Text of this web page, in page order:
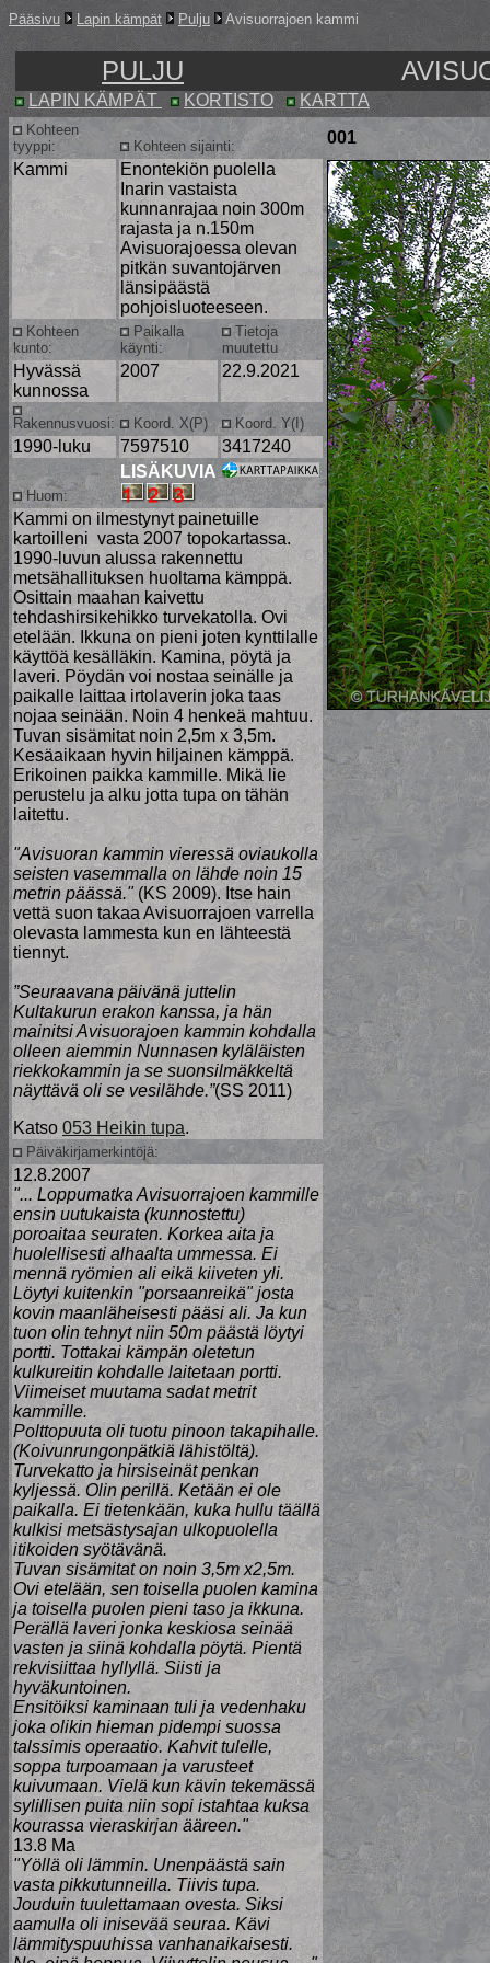
Pääsivu Lapin kämpät Pulju Avisuorrajoen kammi
PULJU
LAPIN KÄMPÄT KORTISTO KARTTA
Kohteen
tyyppi:
Kohteen sijainti:
001
Kammi
Enontekiön puolella
Inarin vastaista
kunnanrajaa noin 300m
rajasta ja n.150m
Avisuorajoessa olevan
pitkän suvantojärven
länsipäästä
pohjoisluoteeseen.
Kohteen
kunto:
Paikalla
käynti:
Tietoja
muutettu
Hyvässä
kunnossa
2007 22.9.2021
Rakennusvuosi: Koord. X(P) Koord. Y(I)
1990-luku 7597510 3417240
Huom:
LISÄKUVIA
Kammi on ilmestynyt painetuille
kartoilleni vasta 2007 topokartassa.
1990-luvun alussa rakennettu
metsähallituksen huoltama kämppä.
Osittain maahan kaivettu
tehdashirsikehikko turvekatolla. Ovi
etelään. Ikkuna on pieni joten kynttilalle
käyttöä kesälläkin. Kamina, pöytä ja
laveri. Pöydän voi nostaa seinälle ja
paikalle laittaa irtolaverin joka taas
nojaa seinään. Noin 4 henkeä mahtuu.
Tuvan sisämitat noin 2,5m x 3,5m.
Kesäaikaan hyvin hiljainen kämppä.
Erikoinen paikka kammille. Mikä lie
perustelu ja alku jotta tupa on tähän
laitettu.
"Avisuoran kammin vieressä oviaukolla
seisten vasemmalla on lähde noin 15
metrin päässä."(KS 2009). Itse hain
vettä suon takaa Avisuorrajoen varrella
olevasta lammesta kun en lähteestä
tiennyt.
”Seuraavana päivänä juttelin
Kultakurun erakon kanssa, ja hän
mainitsi Avisuorajoen kammin kohdalla
olleen aiemmin Nunnasen kyläläisten
riekkokammin ja se suonsilmäkkeltä
näyttävä oli se vesilähde.”(SS 2011)
Katso 053 Heikin tupa.
Päiväkirjamerkintöjä:
12.8.2007
"... Loppumatka Avisuorrajoen kammille
ensin uutukaista (kunnostettu)
poroaitaa seuraten. Korkea aita ja
huolellisesti alhaalta ummessa. Ei
mennä ryömien ali eikä kiiveten yli.
Löytyi kuitenkin "porsaanreikä" josta
kovin maanläheisesti pääsi ali. Ja kun
tuon olin tehnyt niin 50m päästä löytyi
portti. Tottakai kämpän oletetun
kulkureitin kohdalle laitetaan portti.
Viimeiset muutama sadat metrit
kammille.
Polttopuuta oli tuotu pinoon takapihalle.
(Koivunrungonpätkiä lähistöltä).
Turvekatto ja hirsiseinät penkan
kyljessä. Olin perillä. Ketään ei ole
paikalla. Ei tietenkään, kuka hullu täällä
kulkisi metsästysajan ulkopuolella
itikoiden syötävänä.
Tuvan sisämitat on noin 3,5m x2,5m.
Ovi etelään, sen toisella puolen kamina
ja toisella puolen pieni taso ja ikkuna.
Perällä laveri jonka keskiosa seinää
vasten ja siinä kohdalla pöytä. Pientä
rekvisiittaa hyllyllä. Siisti ja
hyväkuntoinen.
Ensitöiksi kaminaan tuli ja vedenhaku
joka olikin hieman pidempi suossa
talssimis operaatio. Kahvit tulelle,
soppa turpoamaan ja varusteet
kuivumaan. Vielä kun kävin tekemässä
sylillisen puita niin sopi istahtaa kuksa
kourassa vieraskirjan ääreen."
13.8 Ma
"Yöllä oli lämmin. Unenpäästä sain
vasta pikkutunneilla. Tiivis tupa.
Jouduin tuulettamaan ovesta. Siksi
aamulla oli inisevää seuraa. Kävi
lämmityspuuhissa vanhanaikaisesti.